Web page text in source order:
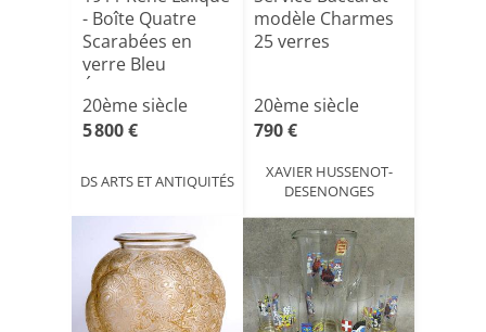
- Boîte Quatre
Scarabées en
verre Bleu
Électriq[...]
20ème siècle
5 800 €
DS ARTS ET ANTIQUITÉS
modèle Charmes
25 verres
20ème siècle
790 €
XAVIER HUSSENOT-
DESENONGES